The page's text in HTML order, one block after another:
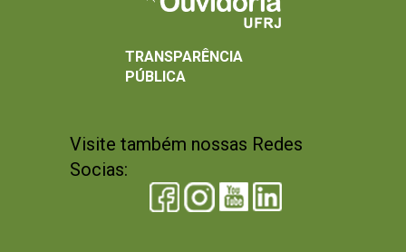
Visite também nossas Redes
Socias:
TRANSPARÊNCIA
PÚBLICA